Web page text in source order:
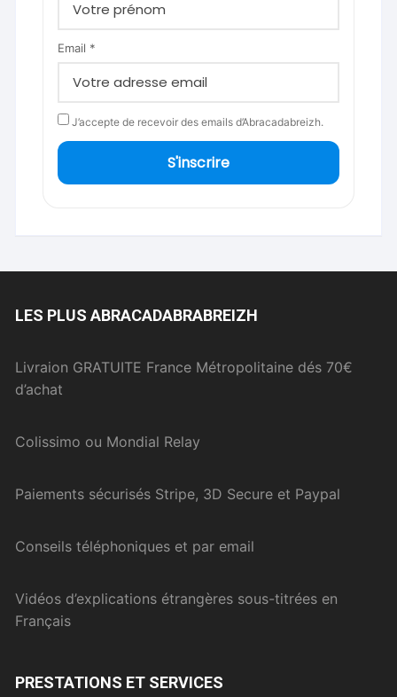
Email *
J’accepte de recevoir des emails d’Abracadabreizh.
S'inscrire
LES PLUS ABRACADABRABREIZH
Livraion GRATUITE France Métropolitaine dés 70€
d’achat
Colissimo ou Mondial Relay
Paiements sécurisés Stripe, 3D Secure et Paypal
Conseils téléphoniques et par email
Vidéos d’explications étrangères sous-titrées en
Français
PRESTATIONS ET SERVICES